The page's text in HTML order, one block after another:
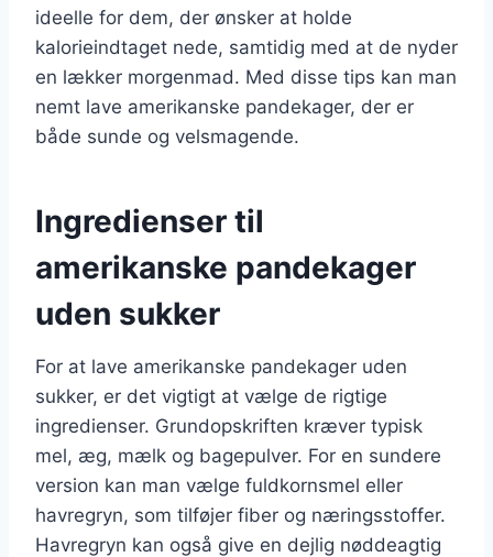
ideelle for dem, der ønsker at holde
kalorieindtaget nede, samtidig med at de nyder
en lækker morgenmad. Med disse tips kan man
nemt lave amerikanske pandekager, der er
både sunde og velsmagende.
Ingredienser til
amerikanske pandekager
uden sukker
For at lave amerikanske pandekager uden
sukker, er det vigtigt at vælge de rigtige
ingredienser. Grundopskriften kræver typisk
mel, æg, mælk og bagepulver. For en sundere
version kan man vælge fuldkornsmel eller
havregryn, som tilføjer fiber og næringsstoffer.
Havregryn kan også give en dejlig nøddeagtig